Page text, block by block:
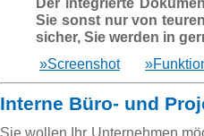
Sie sonst nur von
sicher, Sie werden in
»Screenshot
Interne Büro- und
Sie wollen Ihr Unternehmen